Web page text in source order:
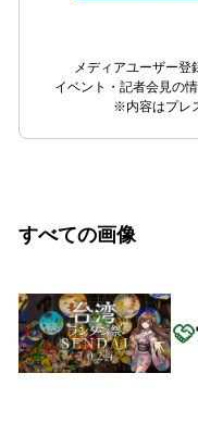
メディアユーザー登
イベント・記者会見の
※内容はプレ
すべての画像